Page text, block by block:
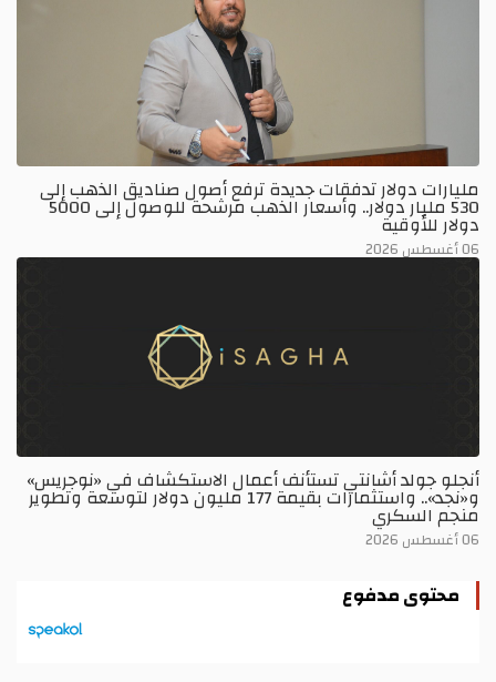
مليارات دولار تدفقات جديدة ترفع أصول صناديق الذهب إلى
530 مليار دولار.. وأسعار الذهب مرشحة للوصول إلى 5000
دولار للأوقية
06 أغسطس 2026
أنجلو جولد أشانتي تستأنف أعمال الاستكشاف في «نوجريس»
و«نجد».. واستثمارات بقيمة 177 مليون دولار لتوسعة وتطوير
منجم السكري
06 أغسطس 2026
محتوى مدفوع